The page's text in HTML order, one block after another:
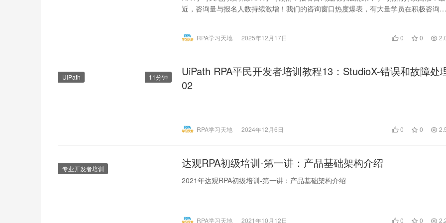
近，咨询量与报名人数持续激增！我们的咨询窗口热度爆表，有大量学员在积极咨询，
RPA学习天地 2025年12月17日 0 0
UiPath 11分钟
UiPath RPA平民开发者培训教程13：StudioX-错误和故障处
02
RPA学习天地 2024年12月6日 0 0
专业开发者培训 达观RPA初级培训-第一讲：产品基础架构介绍
2021年达观RPA初级培训-第一讲：产品基础架构介绍
RPA学习天地 2021年10月12日 0 0